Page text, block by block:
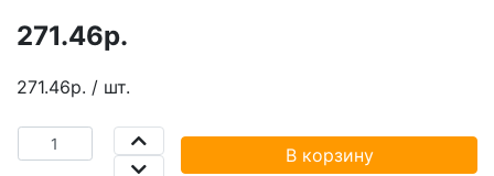
271.46р.
271.46р. / шт.
В корзину